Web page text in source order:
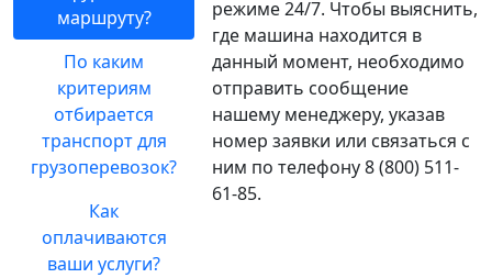
маршруту?
По каким
критериям
отбирается
транспорт для
грузоперевозок?
Как
оплачиваются
ваши услуги?
режиме 24/7. Чтобы выяснить,
где машина находится в
данный момент, необходимо
отправить сообщение
нашему менеджеру, указав
номер заявки или связаться с
ним по телефону 8 (800) 511-
61-85.